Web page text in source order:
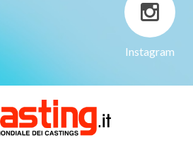
Instagram